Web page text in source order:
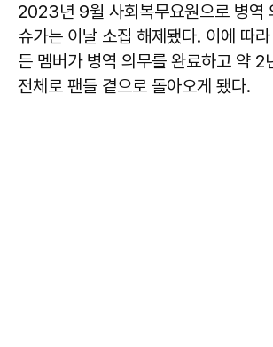
2023년 9월 사회복무요원으로 병역
슈가는 이날 소집 해제됐다. 이에 따
든 멤버가 병역 의무를 완료하고 약 2
전체로 팬들 곁으로 돌아오게 됐다.